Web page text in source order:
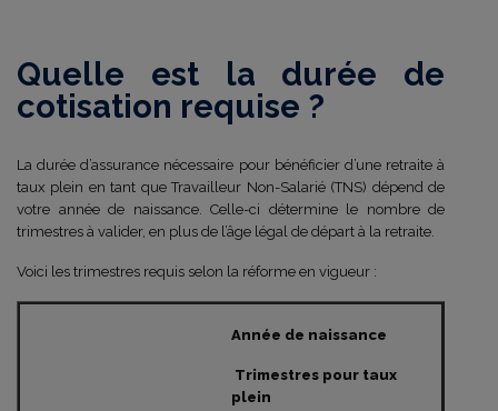
Quelle est la durée de
cotisation requise ?
La durée d’assurance nécessaire pour bénéficier d’une retraite à
taux plein en tant que Travailleur Non-Salarié (TNS) dépend de
votre année de naissance. Celle-ci détermine le nombre de
trimestres à valider, en plus de l’âge légal de départ à la retraite.
Voici les trimestres requis selon la réforme en vigueur :
Année de naissance
Trimestres pour taux
plein